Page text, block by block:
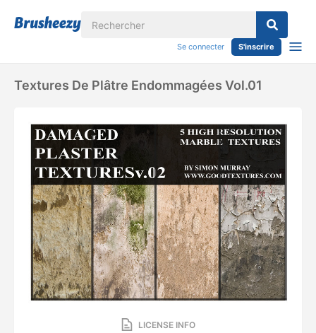
Se connecter S'inscrire
Textures De Plâtre Endommagées Vol.01
LICENSE INFO